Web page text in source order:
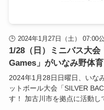
2024年1月27日（土） 07:00
1/28（日）ミニバス大
Games」がいなみ野体
2024年1月28日日曜日、いな
ットボール大会「SILVER
す！ 加古川市を拠点に活動し